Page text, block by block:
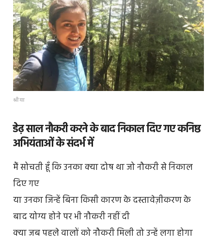
श्रीया
डेढ़ साल नौकरी करने के बाद निकाल दिए गए कनिष्ठ
अभियंताओं के संदर्भ में
मैं सोचती हूँ कि उनका क्या दोष था जो नौकरी से निकाल
दिए गए
या उनका जिन्हें बिना किसी कारण के दस्तावेज़ीकरण के
बाद योग्य होने पर भी नौकरी नहीं दी
क्या जब पहले वालों को नौकरी मिली तो उन्हें लगा होगा